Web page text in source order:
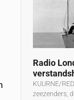
Radio
KUURNE/
zeezenders,